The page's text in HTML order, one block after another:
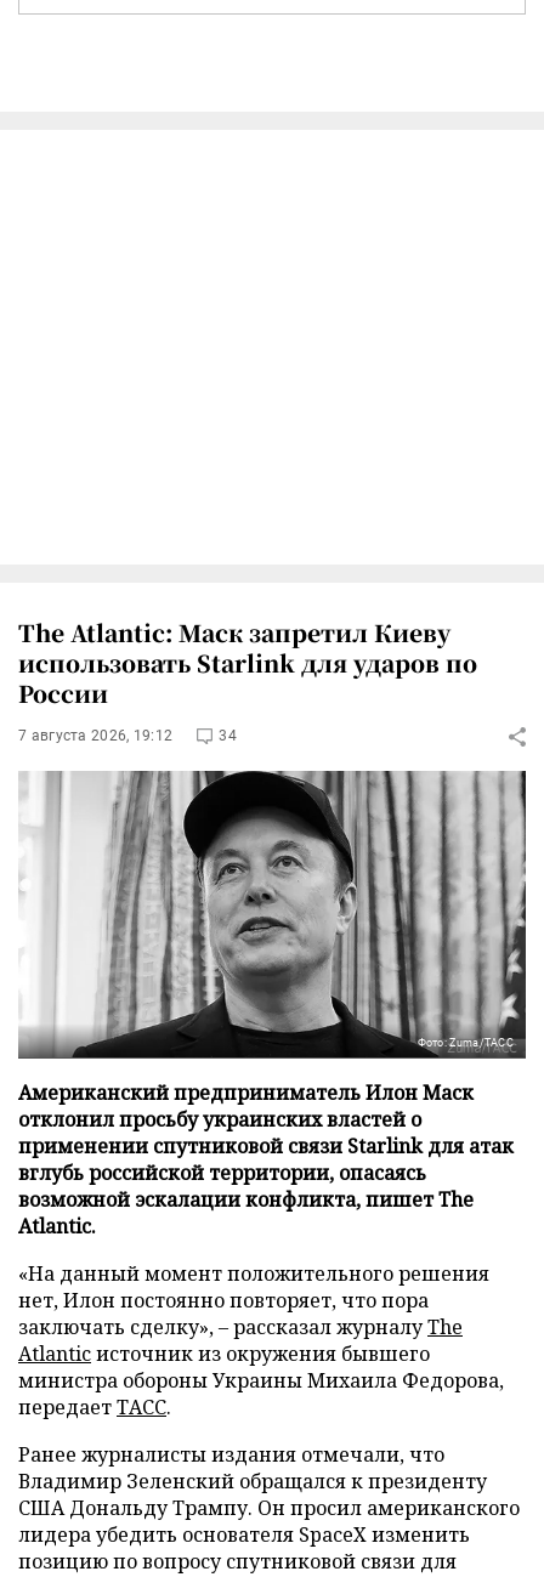
The Atlantic: Маск запретил Киеву
использовать Starlink для ударов по
России
7 августа 2026, 19:12 34
Фото: Zuma/ТАСС
Американский предприниматель Илон Маск
отклонил просьбу украинских властей о
применении спутниковой связи Starlink для атак
вглубь российской территории, опасаясь
возможной эскалации конфликта, пишет The
Atlantic.
«На данный момент положительного решения
нет, Илон постоянно повторяет, что пора
заключать сделку», – рассказал журналуThe
Atlanticисточник из окружения бывшего
министра обороны Украины Михаила Федорова,
передаетТАСС.
Ранее журналисты издания отмечали, что
Владимир Зеленский обращался к президенту
США Дональду Трампу. Он просил американского
лидера убедить основателя SpaceX изменить
позицию по вопросу спутниковой связи для